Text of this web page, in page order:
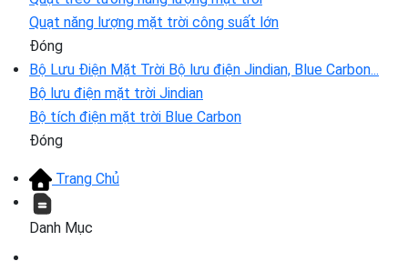
Quạt năng lượng mặt trời công suất lớn
Đóng
Bộ Lưu Điện Mặt Trời Bộ lưu điện Jindian, Blue Carbon...
Bộ lưu điện mặt trời Jindian
Bộ tích điện mặt trời Blue Carbon
Đóng
Trang Chủ
Danh Mục